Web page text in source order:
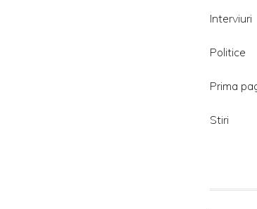
Interviuri
Politice
Prima
Stiri